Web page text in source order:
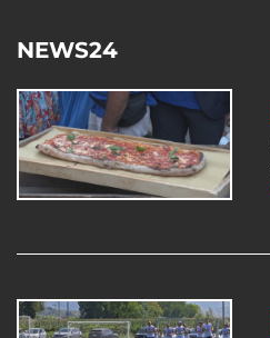
NEWS24